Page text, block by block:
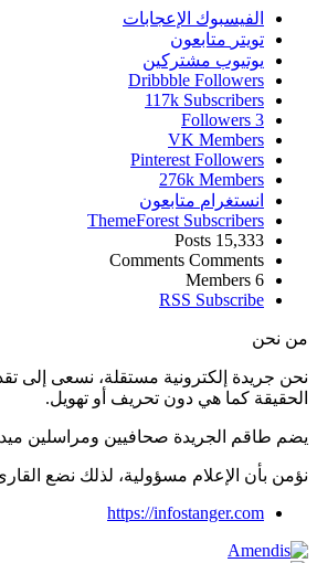
الفيسبوك الإعجابات
تويتر متابعون
يوتيوب مشتركين
Dribbble Followers
117k Subscribers
3
Followers
VK Members
Pinterest Followers
276k Members
انستغرام متابعون
ThemeForest Subscribers
15,333
Posts
Comments Comments
6
Members
RSS Subscribe
من نحن
نحن جريدة إلكترونية مستقلة، نسعى إلى
الحقيقة كما هي دون تحريف أو تهويل.
يضم طاقم الجريدة صحافيين ومراسلين
نؤمن بأن الإعلام مسؤولية، لذلك نضع
https://infostanger.com